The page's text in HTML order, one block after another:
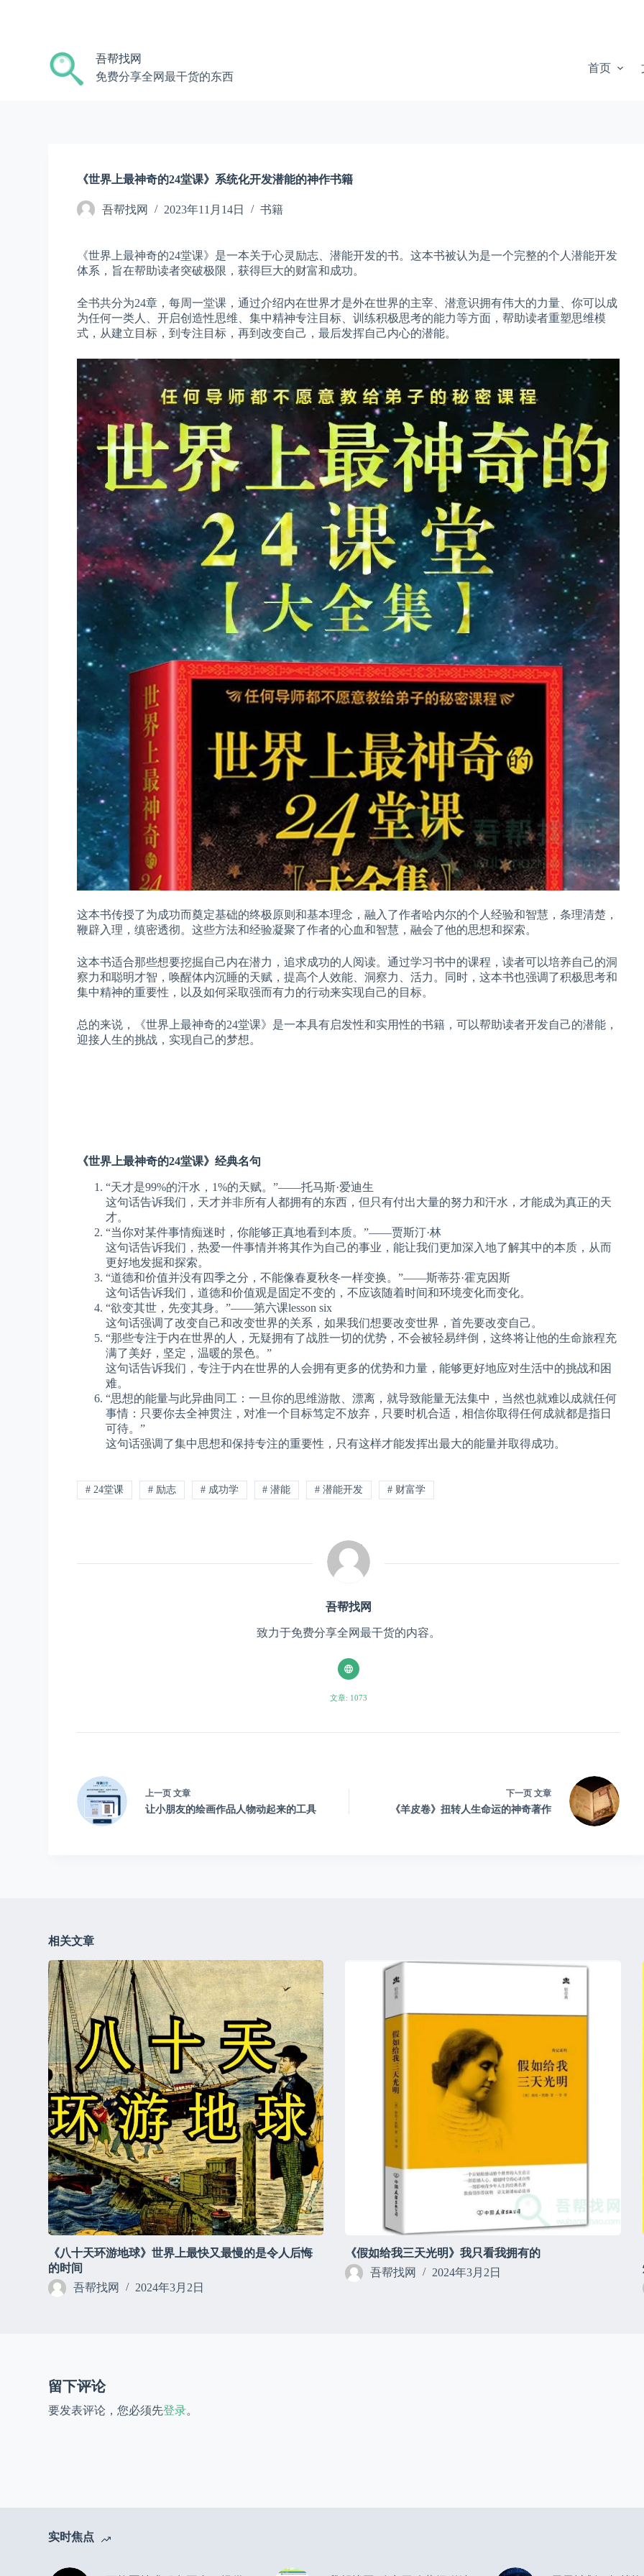
吾帮找网
免费分享全网最干货的东西
首页
《世界上最神奇的24堂课》系统化开发潜能的神作书籍
吾帮找网 2023年11月14日 书籍
《世界上最神奇的24堂课》是一本关于心灵励志、潜能开发的书。这本书被认为是一个完整的个人潜能开发
体系，旨在帮助读者突破极限，获得巨大的财富和成功。
全书共分为24章，每周一堂课，通过介绍内在世界才是外在世界的主宰、潜意识拥有伟大的力量、你可以成
为任何一类人、开启创造性思维、集中精神专注目标、训练积极思考的能力等方面，帮助读者重塑思维模
式，从建立目标，到专注目标，再到改变自己，最后发挥自己内心的潜能。
这本书传授了为成功而奠定基础的终极原则和基本理念，融入了作者哈内尔的个人经验和智慧，条理清楚，
鞭辟入理，缜密透彻。这些方法和经验凝聚了作者的心血和智慧，融会了他的思想和探索。
这本书适合那些想要挖掘自己内在潜力，追求成功的人阅读。通过学习书中的课程，读者可以培养自己的洞
察力和聪明才智，唤醒体内沉睡的天赋，提高个人效能、洞察力、活力。同时，这本书也强调了积极思考和
集中精神的重要性，以及如何采取强而有力的行动来实现自己的目标。
总的来说，《世界上最神奇的24堂课》是一本具有启发性和实用性的书籍，可以帮助读者开发自己的潜能，
迎接人生的挑战，实现自己的梦想。
《世界上最神奇的24堂课》经典名句
“天才是99%的汗水，1%的天赋。”——托马斯·爱迪生
这句话告诉我们，天才并非所有人都拥有的东西，但只有付出大量的努力和汗水，才能成为真正的天
才。
“当你对某件事情痴迷时，你能够正真地看到本质。”——贾斯汀·林
这句话告诉我们，热爱一件事情并将其作为自己的事业，能让我们更加深入地了解其中的本质，从而
更好地发掘和探索。
“道德和价值并没有四季之分，不能像春夏秋冬一样变换。”——斯蒂芬·霍克因斯
这句话告诉我们，道德和价值观是固定不变的，不应该随着时间和环境变化而变化。
“欲变其世，先变其身。”——第六课lesson six
这句话强调了改变自己和改变世界的关系，如果我们想要改变世界，首先要改变自己。
“那些专注于内在世界的人，无疑拥有了战胜一切的优势，不会被轻易绊倒，这终将让他的生命旅程充
满了美好，坚定，温暖的景色。”
这句话告诉我们，专注于内在世界的人会拥有更多的优势和力量，能够更好地应对生活中的挑战和困
难。
“思想的能量与此异曲同工：一旦你的思维游散、漂离，就导致能量无法集中，当然也就难以成就任何
事情：只要你去全神贯注，对准一个目标笃定不放弃，只要时机合适，相信你取得任何成就都是指日
可待。”
这句话强调了集中思想和保持专注的重要性，只有这样才能发挥出最大的能量并取得成功。
# 24堂课 # 励志 # 成功学 # 潜能 # 潜能开发 # 财富学
吾帮找网
致力于免费分享全网最干货的内容。
文章: 1073
上一页文章
让小朋友的绘画作品人物动起来的工具
下一页 文章
《羊皮卷》扭转人生命运的神奇著作
相关文章
《八十天环游地球》世界上最快又最慢的是令人后悔
的时间
吾帮找网
2024年3月2日
《假如给我三天光明》我只看我拥有的
吾帮找网
2024年3月2日
留下评论
要发表评论，您必须先登录。
实时焦点